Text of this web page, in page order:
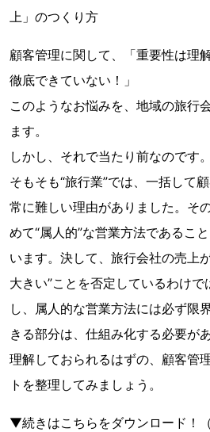
上」のつくり方
顧客管理に関して、「重要性は理
徹底できていない！」
このようなお悩みを、地域の旅行
ます。
しかし、それで当たり前なのです。
そもそも“旅行業”では、一括して
常に難しい理由がありました。そ
めて“属人的”な営業方法であるこ
います。決して、旅行会社の売上
大きい”ことを否定しているわけ
し、属人的な営業方法には必ず限
きる部分は、仕組み化する必要が
理解しておられるはずの、顧客管
トを整理してみましょう。
▼続きはこちらをダウンロード！（